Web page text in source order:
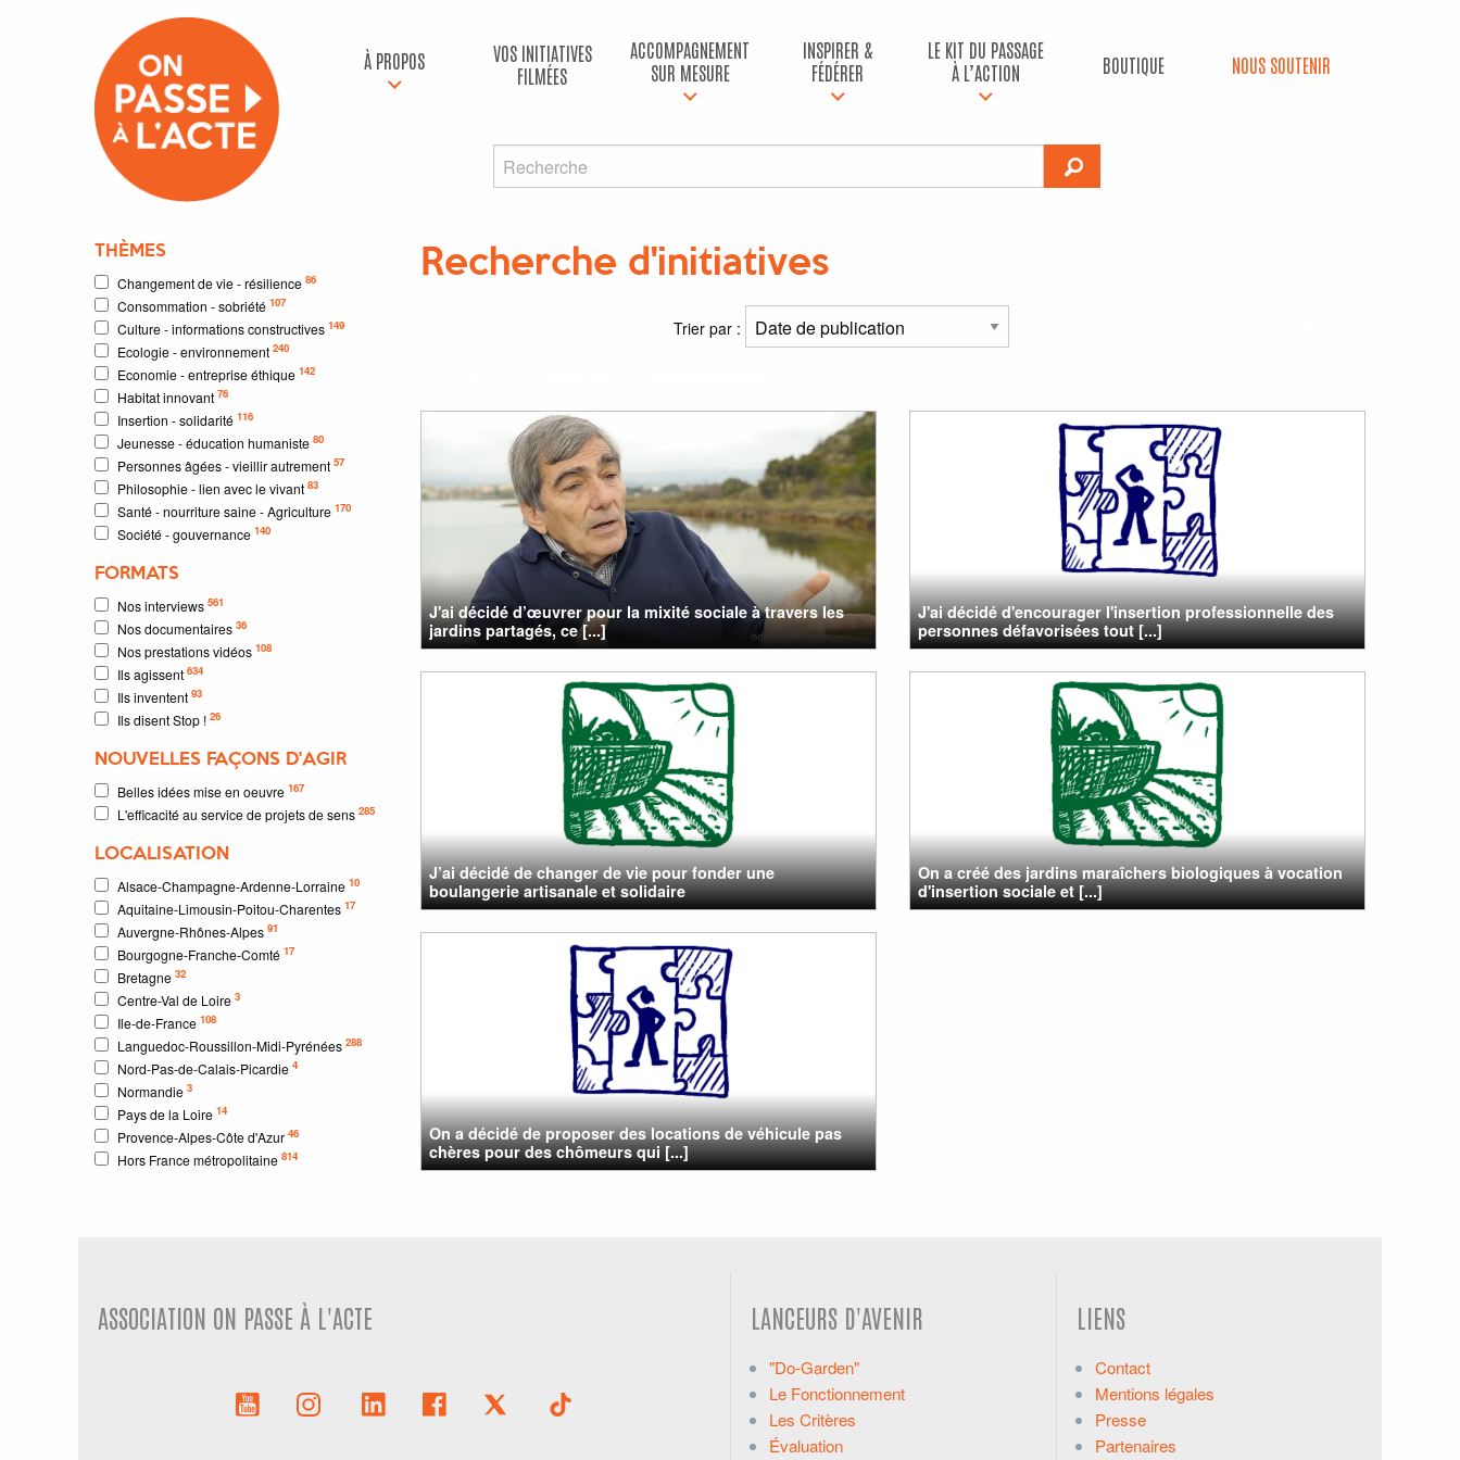
À PROPOS
VOS INITIATIVES
FILMÉES
ACCOMPAGNEMENT
SUR MESURE
INSPIRER &
FÉDÉRER
LE KIT DU PASSAGE
À L’ACTION
BOUTIQUE NOUS SOUTENIR
THÈMES
Changement de vie - résilience 86
Consommation - sobriété 107
Culture - informations constructives 149
Ecologie - environnement 240
Economie - entreprise éthique 142
Habitat innovant 76
Insertion - solidarité 116
Jeunesse - éducation humaniste 80
Personnes âgées - vieillir autrement 57
Philosophie - lien avec le vivant 83
Santé - nourriture saine - Agriculture 170
Société - gouvernance 140
FORMATS
Nos interviews 561
Nos documentaires 36
Nos prestations vidéos 108
Ils agissent 634
Ils inventent 93
Ils disent Stop ! 26
NOUVELLES FAÇONS D'AGIR
Belles idées mise en oeuvre 167
L'efficacité au service de projets de sens 285
LOCALISATION
Alsace-Champagne-Ardenne-Lorraine 10
Aquitaine-Limousin-Poitou-Charentes 17
Auvergne-Rhônes-Alpes 91
Bourgogne-Franche-Comté 17
Bretagne 32
Centre-Val de Loire 3
Ile-de-France 108
Languedoc-Roussillon-Midi-Pyrénées 288
Nord-Pas-de-Calais-Picardie 4
Normandie 3
Pays de la Loire 14
Provence-Alpes-Côte d'Azur 46
Hors France métropolitaine 814
Recherche d'initiatives
Trier par :
J'ai décidé d’œuvrer pour la mixité sociale à travers les
jardins partagés, ce [...]
J'ai décidé d'encourager l'insertion professionnelle des
personnes défavorisées tout [...]
J’ai décidé de changer de vie pour fonder une
boulangerie artisanale et solidaire
On a créé des jardins maraîchers biologiques à vocation
d'insertion sociale et [...]
On a décidé de proposer des locations de véhicule pas
chères pour des chômeurs qui [...]
ASSOCIATION ON PASSE À L'ACTE LANCEURS D'AVENIR
"Do-Garden"
Le Fonctionnement
Les Critères
Évaluation
LIENS
Contact
Mentions légales
Presse
Partenaires